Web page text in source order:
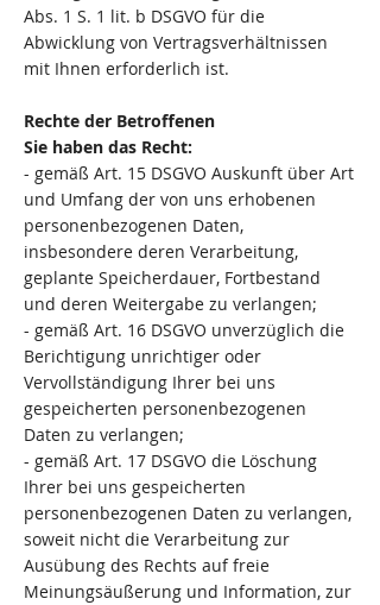
Abs. 1 S. 1 lit. b DSGVO für die
Abwicklung von Vertragsverhältnissen
mit Ihnen erforderlich ist.
Rechte der Betroffenen
Sie haben das Recht:
- gemäß Art. 15 DSGVO Auskunft über Art
und Umfang der von uns erhobenen
personenbezogenen Daten,
insbesondere deren Verarbeitung,
geplante Speicherdauer, Fortbestand
und deren Weitergabe zu verlangen;
- gemäß Art. 16 DSGVO unverzüglich die
Berichtigung unrichtiger oder
Vervollständigung Ihrer bei uns
gespeicherten personenbezogenen
Daten zu verlangen;
- gemäß Art. 17 DSGVO die Löschung
Ihrer bei uns gespeicherten
personenbezogenen Daten zu verlangen,
soweit nicht die Verarbeitung zur
Ausübung des Rechts auf freie
Meinungsäußerung und Information, zur